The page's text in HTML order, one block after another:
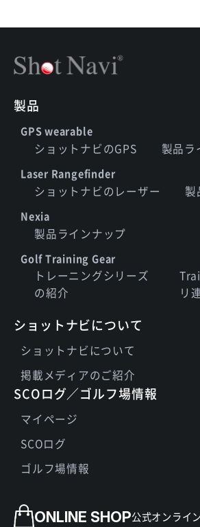
ONLINE SHOP公式オンライ
製品
GPS wearable
ショットナビのGPS 製品ラ
Laser Rangefinder
ショットナビのレーザー 製
Nexia
製品ラインナップ
Golf Training Gear
トレーニングシリーズ
の紹介
リ
ショットナビについて
ショットナビについて
掲載メディアのご紹介
SCOログ／ゴルフ場情報
マイページ
SCOログ
ゴルフ場情報